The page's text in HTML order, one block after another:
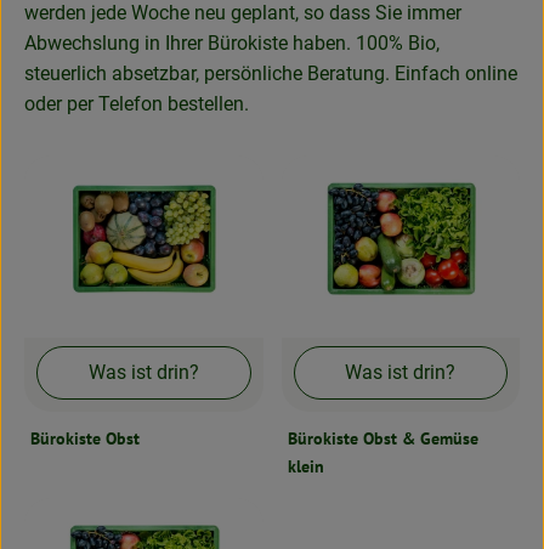
Saisonthemen
Neues & Angebote
Frisches
Speisekammer
BioDrogerie
So gehts
werden jede Woche neu geplant, so dass Sie immer
Abwechslung in Ihrer Bürokiste haben. 100% Bio,
steuerlich absetzbar, persönliche Beratung. Einfach online
oder per Telefon bestellen.
Was ist drin?
Bürokiste Obst
Was ist drin?
Bürokiste Obst & Gemüse
klein